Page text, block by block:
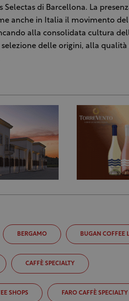
Selectas di Barcellona. La
anche in Italia il movimento
alla consolidata cultura
delle origini, alla
BERGAMO BUGAN COFFEE
CAFFÈ SPECIALTY
SHOPS FARO CAFFÈ SPECIALTY